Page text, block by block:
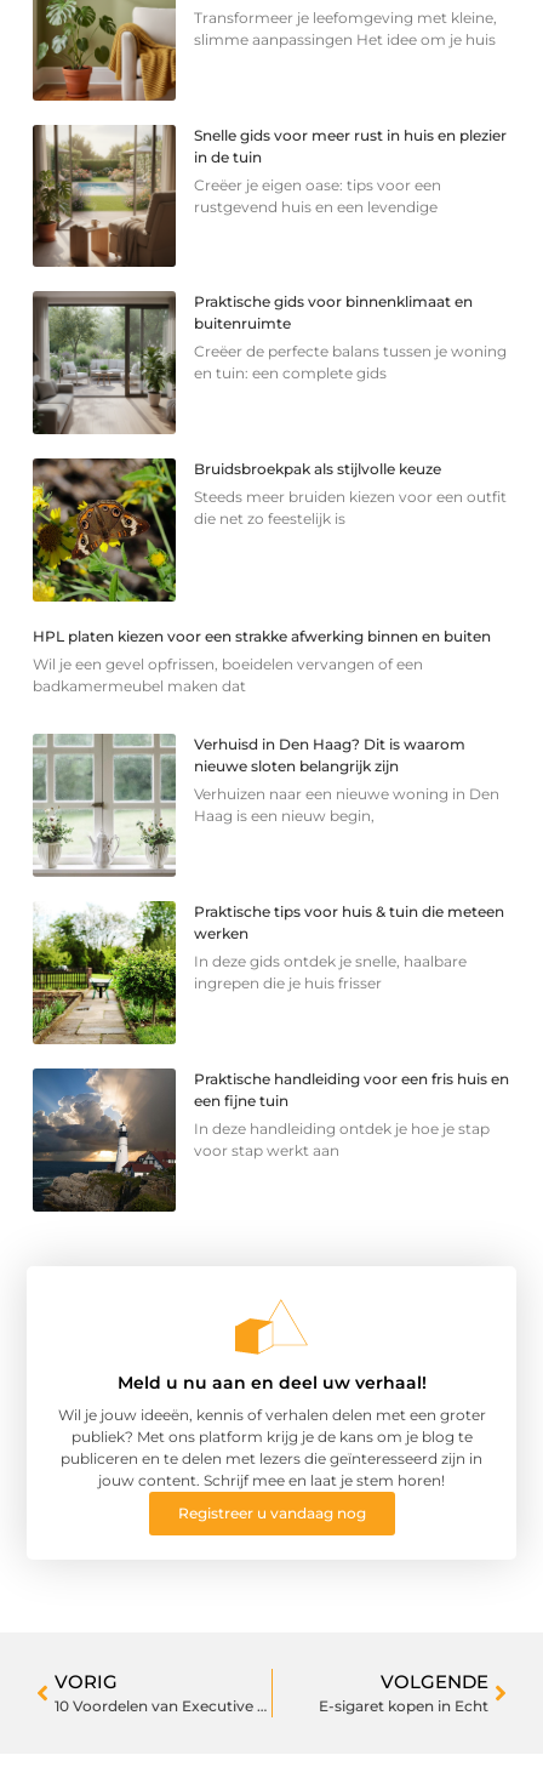
Transformeer je leefomgeving met kleine,
slimme aanpassingen Het idee om je huis
Snelle gids voor meer rust in huis en plezier
in de tuin
Creëer je eigen oase: tips voor een
rustgevend huis en een levendige
Praktische gids voor binnenklimaat en
buitenruimte
Creëer de perfecte balans tussen je woning
en tuin: een complete gids
Bruidsbroekpak als stijlvolle keuze
Steeds meer bruiden kiezen voor een outfit
die net zo feestelijk is
HPL platen kiezen voor een strakke afwerking binnen en buiten
Wil je een gevel opfrissen, boeidelen vervangen of een
badkamermeubel maken dat
Verhuisd in Den Haag? Dit is waarom
nieuwe sloten belangrijk zijn
Verhuizen naar een nieuwe woning in Den
Haag is een nieuw begin,
Praktische tips voor huis & tuin die meteen
werken
In deze gids ontdek je snelle, haalbare
ingrepen die je huis frisser
Praktische handleiding voor een fris huis en
een fijne tuin
In deze handleiding ontdek je hoe je stap
voor stap werkt aan
Meld u nu aan en deel uw verhaal!
Wil je jouw ideeën, kennis of verhalen delen met een groter
publiek? Met ons platform krijg je de kans om je blog te
publiceren en te delen met lezers die geïnteresseerd zijn in
jouw content. Schrijf mee en laat je stem horen!
Registreer u vandaag nog
VORIG
10 Voordelen van Executive Coaching
VOLGENDE
E-sigaret kopen in Echt